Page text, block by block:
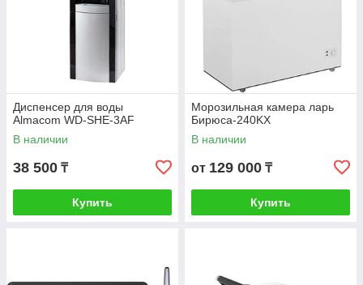
Диспенсер для воды
Аlmacom WD-SHE-3AF
В наличии
38 500 ₸
Купить
Морозильная камера ларь
Бирюса-240KX
В наличии
от 129 000 ₸
Купить